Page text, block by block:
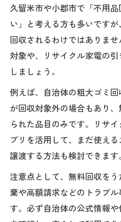
久留米市や小郡市で「不用
い」と考える方も多いです
回収されるわけではありま
対象や、リサイクル家電の
しましょう。
例えば、自治体の粗大ゴミ
が回収対象外の場合もあり
られた品目のみです。リサ
プリを活用して、まだ使え
譲渡する方法も検討できます。
注意点として、無料回収を
棄や高額請求などのトラブ
す。必ず自治体の公式情報